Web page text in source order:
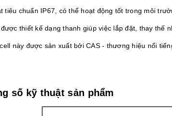
tiêu chuẩn IP67, có thể hoạt động tốt trong môi
thiết kế dạng thanh giúp việc lắp đặt, thay thế
này được sản xuất bởi CAS - thương hiệu nổi
số kỹ thuật sản phẩm